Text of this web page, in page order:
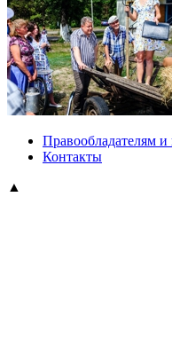
Правообладателям и
Контакты
▲